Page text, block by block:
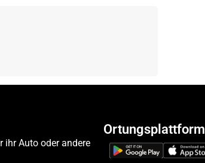
ihr Auto oder andere
Ortungsplattform